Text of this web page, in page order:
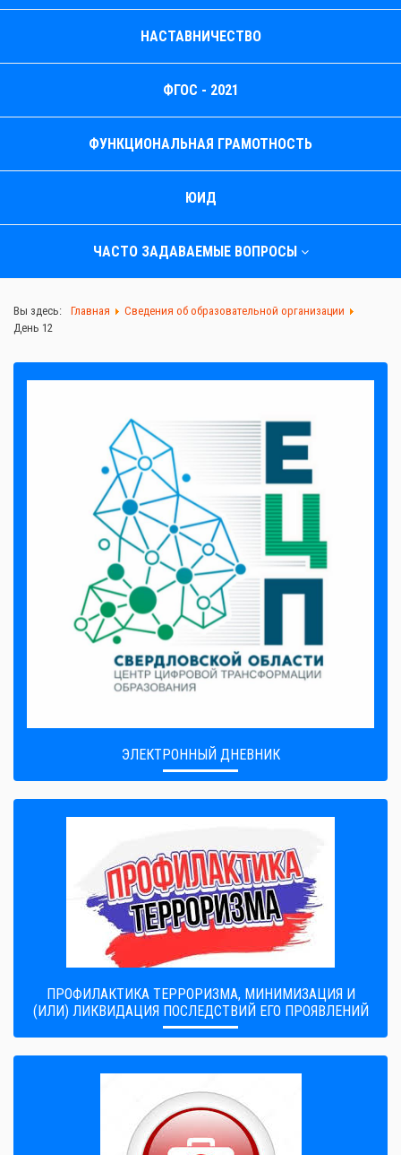
НАСТАВНИЧЕСТВО
ФГОС - 2021
ФУНКЦИОНАЛЬНАЯ ГРАМОТНОСТЬ
ЮИД
ЧАСТО ЗАДАВАЕМЫЕ ВОПРОСЫ
Вы здесь: Главная
Сведения об образовательной организации
День 12
ЭЛЕКТРОННЫЙ ДНЕВНИК
ПРОФИЛАКТИКА ТЕРРОРИЗМА, МИНИМИЗАЦИЯ И
(ИЛИ) ЛИКВИДАЦИЯ ПОСЛЕДСТВИЙ ЕГО ПРОЯВЛЕНИЙ